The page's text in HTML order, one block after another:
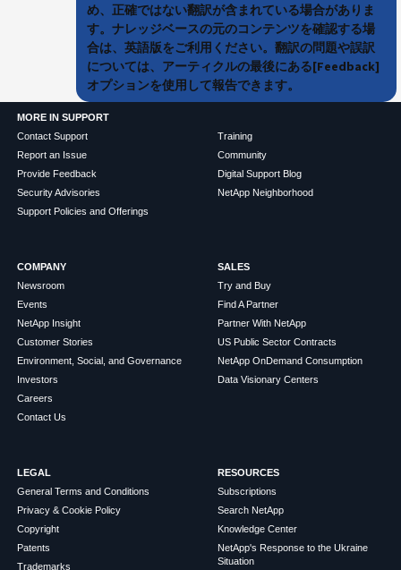
め、正確ではない翻訳が含まれている場合がありま
す。ナレッジベースの元のコンテンツを確認する場
合は、英語版をご利用ください。翻訳の問題や誤訳
については、アーティクルの最後にある[Feedback]
オプションを使用して報告できます。
MORE IN SUPPORT
Contact Support
Report an Issue
Provide Feedback
Security Advisories
Support Policies and Offerings
Training
Community
Digital Support Blog
NetApp Neighborhood
COMPANY
Newsroom
Events
NetApp Insight
Customer Stories
Environment, Social, and Governance
Investors
Careers
Contact Us
SALES
Try and Buy
Find A Partner
Partner With NetApp
US Public Sector Contracts
NetApp OnDemand Consumption
Data Visionary Centers
LEGAL
General Terms and Conditions
Privacy & Cookie Policy
Copyright
Patents
Trademarks
RESOURCES
Subscriptions
Search NetApp
Knowledge Center
NetApp's Response to the Ukraine
Situation